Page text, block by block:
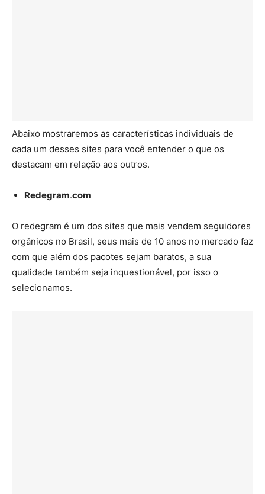
Abaixo mostraremos as características individuais de
cada um desses sites para você entender o que os
destacam em relação aos outros.
Redegram.com
O redegram é um dos sites que mais vendem seguidores
orgânicos no Brasil, seus mais de 10 anos no mercado faz
com que além dos pacotes sejam baratos, a sua
qualidade também seja inquestionável, por isso o
selecionamos.